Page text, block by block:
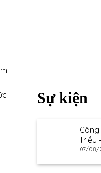
Sự kiện
Triều
giá
07/08/